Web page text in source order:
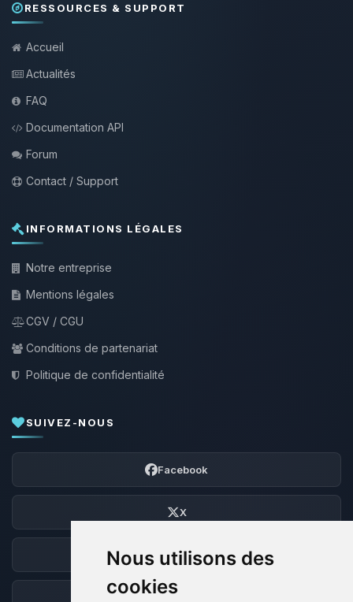
Nous utilisons des
cookies
RESSOURCES & SUPPORT
Accueil
Actualités
FAQ
Documentation API
Forum
Contact / Support
INFORMATIONS LÉGALES
Notre entreprise
Mentions légales
CGV / CGU
Conditions de partenariat
Politique de confidentialité
SUIVEZ-NOUS
Facebook
X
Discord
Forum